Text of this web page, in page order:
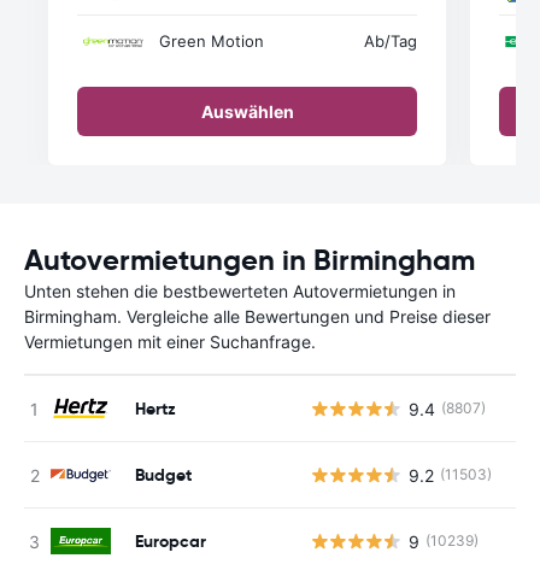
Green Motion Ab/Tag
Auswählen
Autovermietungen in Birmingham
Unten stehen die bestbewerteten Autovermietungen in
Birmingham. Vergleiche alle Bewertungen und Preise dieser
Vermietungen mit einer Suchanfrage.
Hertz 9.4 (8807)
Budget 9.2 (11503)
Europcar 9 (10239)